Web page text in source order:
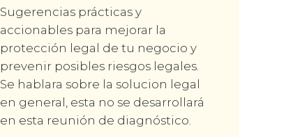
Sugerencias prácticas y
accionables para mejorar la
protección legal de tu negocio y
prevenir posibles riesgos legales.
Se hablara sobre la solucion legal
en general, esta no se desarrollará
en esta reunión de diagnóstico.